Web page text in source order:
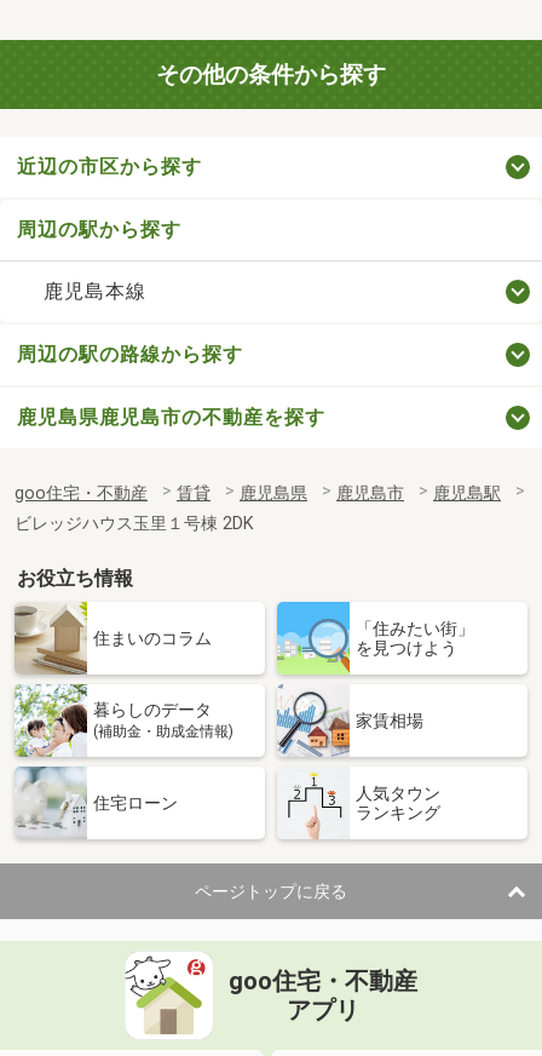
その他の条件から探す
近辺の市区から探す
周辺の駅から探す
鹿児島本線
周辺の駅の路線から探す
鹿児島県鹿児島市の不動産を探す
goo住宅・不動産 賃貸 鹿児島県 鹿児島市
鹿児島駅
ビレッジハウス玉里１号棟 2DK
お役立ち情報
住まいのコラム
「住みたい街」
を見つけよう
暮らしのデータ
(補助金・助成金情報)
家賃相場
住宅ローン
人気タウン
ランキング
ページトップに戻る
goo住宅・不動産
アプリ